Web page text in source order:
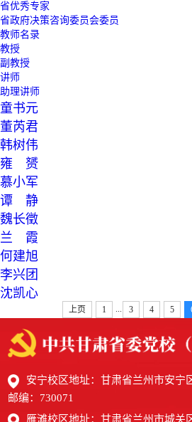
省优秀专家
省政府决策咨询委员会委员
教师名录
教授
副教授
讲师
助理讲师
童书元
董芮君
韩树伟
雍 赟
慕小军
谭 静
魏长徵
兰 霞
何建旭
李兴团
沈凯心
上页 1 3 4 5
安宁校区地址：甘肃省兰州市安宁
邮编：730071
雁滩校区地址：甘肃省兰州市城关